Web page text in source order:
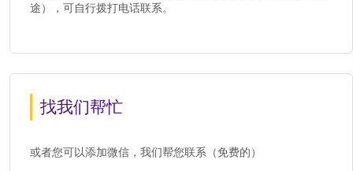
途），可自行拨打电话联系。
找我们帮忙
或者您可以添加微信，我们帮您联系（免费的）